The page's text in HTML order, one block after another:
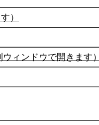
）
ィンドウで開きます